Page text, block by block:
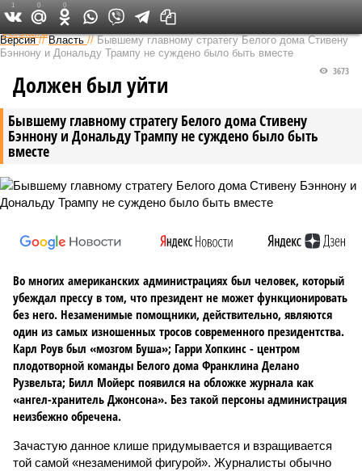
Федеральный выпуск
Версия //Власть //Бывшему главному стратегу Белого дома Стивену
Бэннону и Дональду Трампу не суждено было быть вместе
Бывшему главному стратегу Белого дома Стивену
Бэннону и Дональду Трампу не суждено было быть
вместе
3673
Должен был уйти
Во многих американских администрациях был человек, который
убеждал прессу в том, что президент не может функционировать
без него. Незаменимые помощники, действительно, являются
один из самых изношенных тросов современного президентства.
Карл Роув был «мозгом Буша»; Гарри Хопкинс - центром
плодотворной команды Белого дома Франклина Делано
Рузвельта; Билл Мойерс появился на обложке журнала как
«ангел-хранитель Джонсона». Без такой персоны администрация
неизбежно обречена.
Зачастую данное клише придумывается и взращивается
той самой «незаменимой фигурой». Журналисты обычно
1 0 0